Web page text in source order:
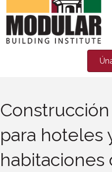
para hoteles